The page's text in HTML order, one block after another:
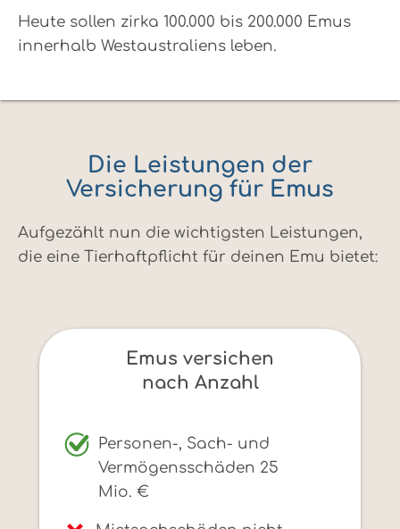
Heute sollen zirka 100.000 bis 200.000 Emus
innerhalb Westaustraliens leben.
Die Leistungen der
Versicherung für Emus
Aufgezählt nun die wichtigsten Leistungen,
die eine Tierhaftpflicht für deinen Emu bietet:
Emus versichen
nach Anzahl
Personen-, Sach- und
Vermögensschäden 25
Mio. €